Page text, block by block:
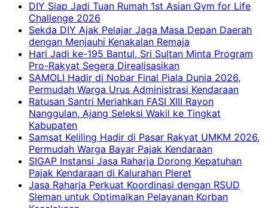
DIY Siap Jadi Tuan Rumah 1st Asian Gym for Life
Challenge 2026
Sekda DIY Ajak Pelajar Jaga Masa Depan Daerah
dengan Menjauhi Kenakalan Remaja
Hari Jadi ke-195 Bantul, Sri Sultan Minta Program
Pro-Rakyat Segera Direalisasikan
SAMOLI Hadir di Nobar Final Piala Dunia 2026,
Permudah Warga Urus Administrasi Kendaraan
Ratusan Santri Meriahkan FASI XIII Rayon
Nanggulan, Ajang Seleksi Wakil ke Tingkat
Kabupaten
Samsat Keliling Hadir di Pasar Rakyat UMKM 2026,
Permudah Warga Bayar Pajak Kendaraan
SIGAP Instansi Jasa Raharja Dorong Kepatuhan
Pajak Kendaraan di Kalurahan Pleret
Jasa Raharja Perkuat Koordinasi dengan RSUD
Sleman untuk Optimalkan Pelayanan Korban